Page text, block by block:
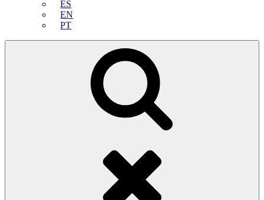
ES
EN
PT